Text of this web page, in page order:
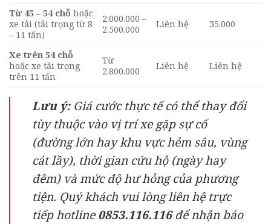
Từ 45 – 54 chỗ hoặc
xe tải (tải trọng từ 8
– 11 tấn)
2.000.000 –
2.500.000
Liên hệ 35.000
Xe trên 54 chỗ
hoặc xe tải trọng
trên 11 tấn
Từ
2.800.000
Liên hệ Liên hệ
Lưu ý:Giá cước thực tế có thể thay đổi
tùy thuộc vào vị trí xe gặp sự cố
(đường lớn hay khu vực hẻm sâu, vùng
cát lầy), thời gian cứu hộ (ngày hay
đêm) và mức độ hư hỏng của phương
tiện. Quý khách vui lòng liên hệ trực
tiếp hotline 0853.116.116để nhận báo